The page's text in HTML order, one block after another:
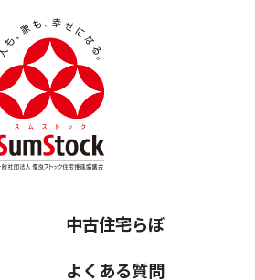
中古住宅らぼ
よくある質問